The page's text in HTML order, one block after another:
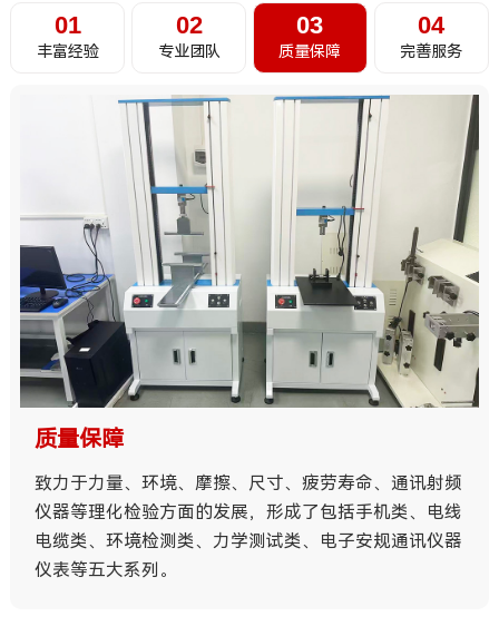
01
丰富经验
02
专业团队
03
质量保障
04
完善服务
完善服务
提供全套技术解决方案，保证交期，售前售后专业客服
贴心服务，确保及时为客户解决任何问题，7*24小时快
速响应。
24小时免费提供服务咨询，30分钟响应，24小时安排